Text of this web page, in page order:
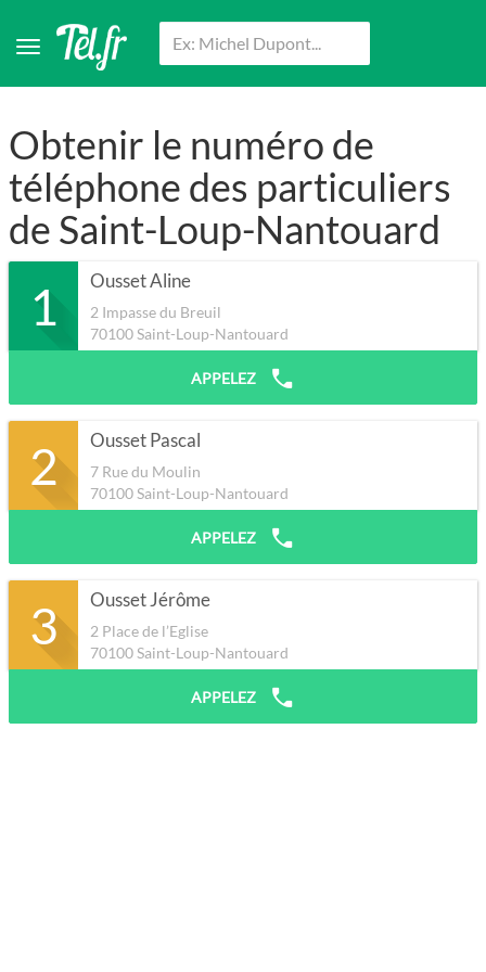
Obtenir le numéro de
téléphone des particuliers
de Saint-Loup-Nantouard
1 Ousset Aline
2 Impasse du Breuil
70100Saint-Loup-Nantouard
APPELEZ
2 Ousset Pascal
7 Rue du Moulin
70100Saint-Loup-Nantouard
APPELEZ
3 Ousset Jérôme
2 Place de l’Eglise
70100Saint-Loup-Nantouard
APPELEZ